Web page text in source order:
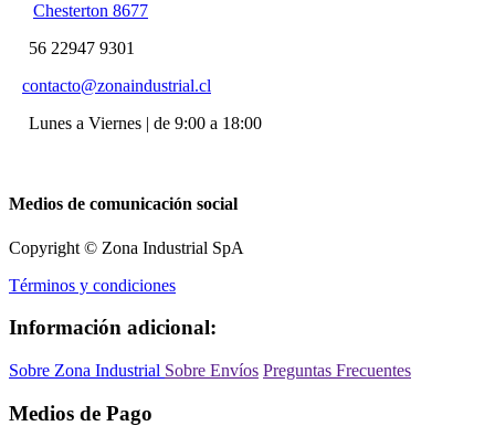
Chesterton 8677
56 22947 9301
contacto@zonaindustrial.cl
Lunes a Viernes | de 9:00 a 18:00
Medios de comunicación social
Copyright © Zona Industrial SpA
Términos y condiciones
Información adicional:
Sobre Zona Industrial Sobre Envíos Preguntas Frecuentes
Medios de Pago